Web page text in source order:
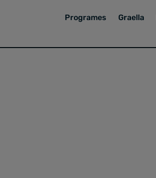
Programes Graella